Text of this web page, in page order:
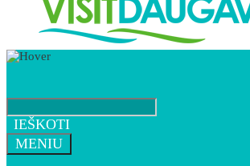
IEŠKOTI
MENIU